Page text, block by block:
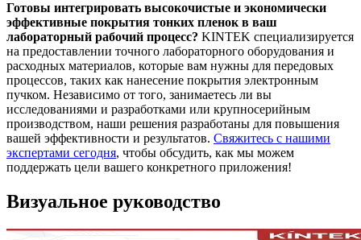
Готовы интегрировать высокочистые и экономически
эффективные покрытия тонких пленок в ваш
лабораторный рабочий процесс? KINTEK специализируется
на предоставлении точного лабораторного оборудования и
расходных материалов, которые вам нужны для передовых
процессов, таких как нанесение покрытия электронным
пучком. Независимо от того, занимаетесь ли вы
исследованиями и разработками или крупносерийным
производством, наши решения разработаны для повышения
вашей эффективности и результатов. Свяжитесь с нашими
экспертами сегодня, чтобы обсудить, как мы можем
поддержать цели вашего конкретного приложения!
Визуальное руководство